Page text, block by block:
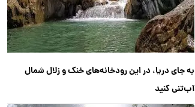
به جای دریا، در این رودخانه‌های خنک و زلال شمال
آب‌تنی کنید